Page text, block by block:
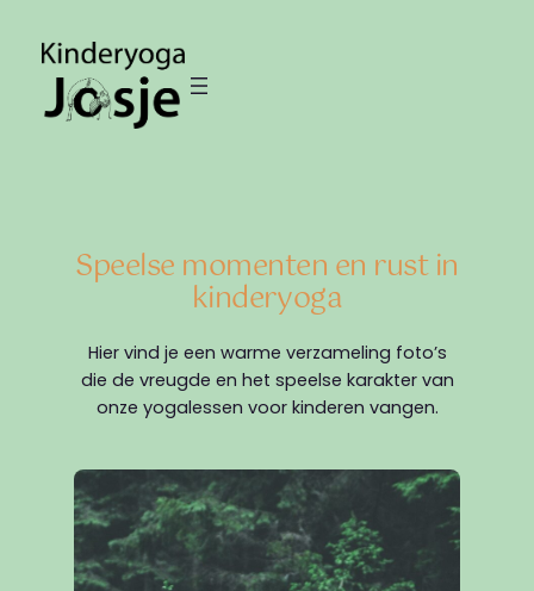
naar
inhoud
Speelse momenten en rust in
kinderyoga
Hier vind je een warme verzameling foto’s
die de vreugde en het speelse karakter van
onze yogalessen voor kinderen vangen.